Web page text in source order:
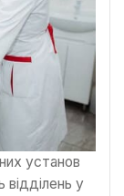
установ
у